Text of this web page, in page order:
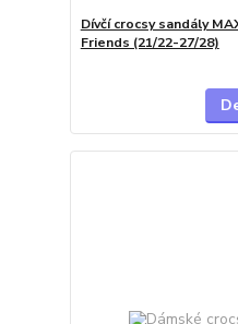
Dívčí crocsy sandály
Friends (21/22-27/28)